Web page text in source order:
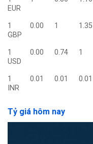
EUR
1
GBP
0.00 1 1.35
1
USD
0.00 0.74 1
1
INR
0.01 0.01 0.01
Tỷ giá hôm nay